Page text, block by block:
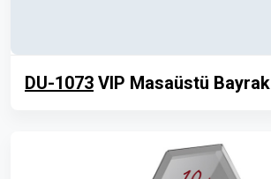
DU-1073 VIP Masaüstü Bayrak